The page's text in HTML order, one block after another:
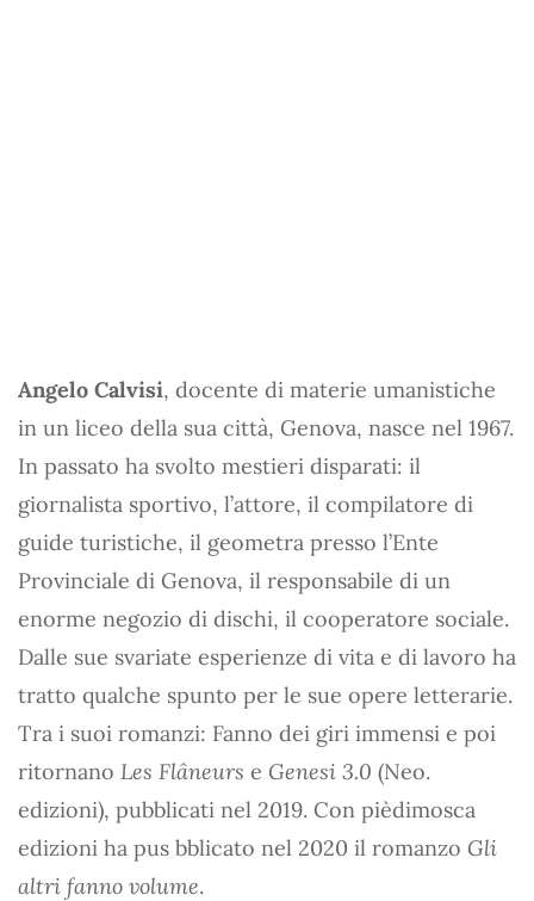
Angelo Calvisi, docente di materie umanistiche
in un liceo della sua città, Genova, nasce nel 1967.
In passato ha svolto mestieri disparati: il
giornalista sportivo, l’attore, il compilatore di
guide turistiche, il geometra presso l’Ente
Provinciale di Genova, il responsabile di un
enorme negozio di dischi, il cooperatore sociale.
Dalle sue svariate esperienze di vita e di lavoro ha
tratto qualche spunto per le sue opere letterarie.
Tra i suoi romanzi: Fanno dei giri immensi e poi
ritornano Les Flâneurs e Genesi 3.0 (Neo.
edizioni), pubblicati nel 2019. Con pièdimosca
edizioni ha pus bblicato nel 2020 il romanzo Gli
altri fanno volume.